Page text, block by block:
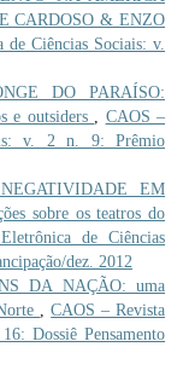
CARDOSO & ENZO
de Ciências Sociais: v.
DO PARAÍSO:
e outsiders , CAOS –
v. 2 n. 9: Prêmio
EM
sobre os teatros do
de Ciências
dez. 2012
DA NAÇÃO: uma
,CAOS – Revista
Dossiê Pensamento